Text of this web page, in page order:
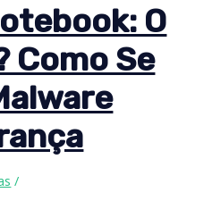
O
Como Se
/